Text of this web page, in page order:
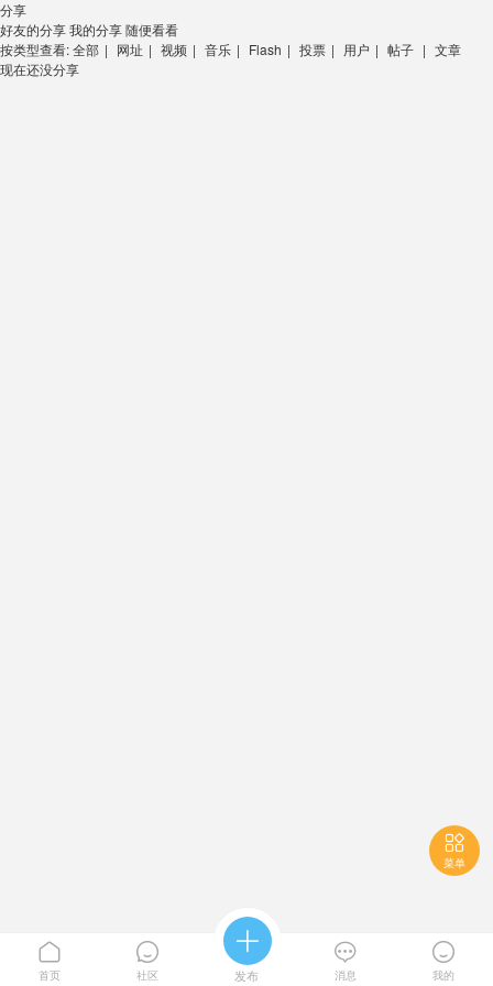
分享
好友的分享我的分享随便看看
按类型查看:全部 | 网址 | 视频 | 音乐 | Flash | 投票 | 用户 | 帖子 | 文章
现在还没分享

菜单

首页

社区

发布

消息

我的